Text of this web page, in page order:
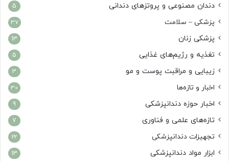
دندان مصنوعی و پروتزهای دندانی 5
پزشکی – سلامت 37
پزشکی زنان 13
تغذیه و رژیم‌های غذایی 5
زیبایی و مراقبت پوست و مو 3
اخبار و تازه‌ها 30
اخبار حوزه دندانپزشکی 9
تازه‌های علمی و فناوری 7
تجهیزات دندانپزشکی 22
ابزار مواد دندانپزشکی 13